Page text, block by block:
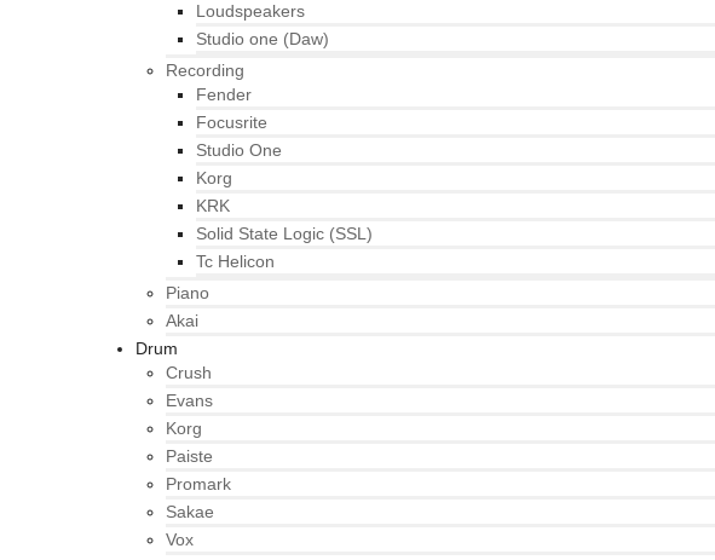
Loudspeakers
Studio one (Daw)
Recording
Fender
Focusrite
Studio One
Korg
KRK
Solid State Logic (SSL)
Tc Helicon
Piano
Akai
Drum
Crush
Evans
Korg
Paiste
Promark
Sakae
Vox